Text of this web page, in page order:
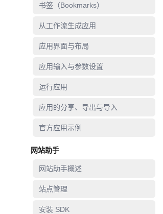
书签（Bookmarks）
从工作流生成应用
应用界面与布局
应用输入与参数设置
运行应用
应用的分享、导出与导入
官方应用示例
网站助手
网站助手概述
站点管理
安装 SDK